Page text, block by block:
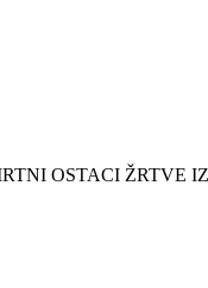
OSTACI ŽRTVE